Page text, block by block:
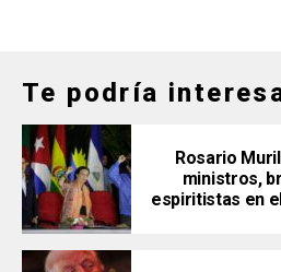
Te podría
Rosario
ministros,
espiritistas en